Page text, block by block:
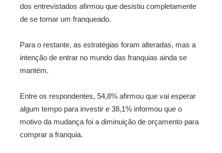
dos entrevistados afirmou que desistiu completamente
de se tornar um franqueado.
Para o restante, as estratégias foram alteradas, mas a
intenção de entrar no mundo das franquias ainda se
mantém.
Entre os respondentes, 54,8% afirmou que vai esperar
algum tempo para investir e 38,1% informou que o
motivo da mudança foi a diminuição de orçamento para
comprar a franquia.